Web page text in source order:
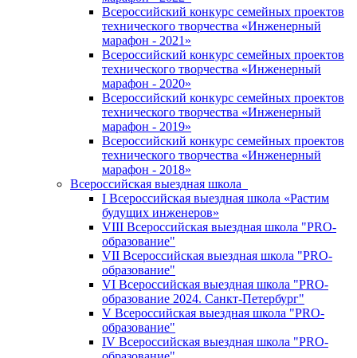
Всероссийский конкурс семейных проектов
технического творчества «Инженерный
марафон - 2021»
Всероссийский конкурс семейных проектов
технического творчества «Инженерный
марафон - 2020»
Всероссийский конкурс семейных проектов
технического творчества «Инженерный
марафон - 2019»
Всероссийский конкурс семейных проектов
технического творчества «Инженерный
марафон - 2018»
Всероссийская выездная школа
I Всероссийская выездная школа «Растим
будущих инженеров»
VIII Всероссийская выездная школа "PRO-
образование"
VII Всероссийская выездная школа "PRO-
образование"
VI Всероссийская выездная школа "PRO-
образование 2024. Санкт-Петербург"
V Всероссийская выездная школа "PRO-
образование"
IV Всероссийская выездная школа "PRO-